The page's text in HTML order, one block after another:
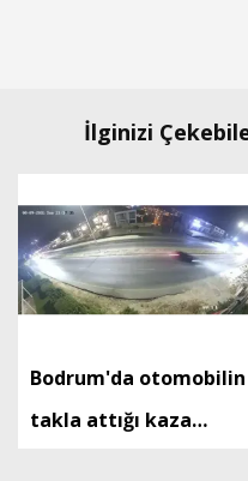
İlginizi
Bodrum'da otomobilin
takla attığı kaza